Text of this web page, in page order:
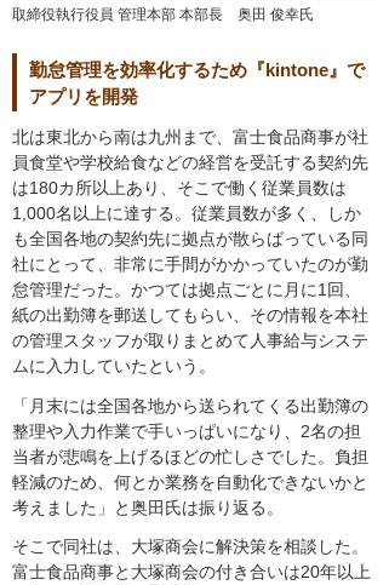
取締役執行役員 管理本部 本部長 奥田 俊幸氏
勤怠管理を効率化するため『kintone』で
アプリを開発
北は東北から南は九州まで、富士食品商事が社
員食堂や学校給食などの経営を受託する契約先
は180カ所以上あり、そこで働く従業員数は
1,000名以上に達する。従業員数が多く、しか
も全国各地の契約先に拠点が散らばっている同
社にとって、非常に手間がかかっていたのが勤
怠管理だった。かつては拠点ごとに月に1回、
紙の出勤簿を郵送してもらい、その情報を本社
の管理スタッフが取りまとめて人事給与システ
ムに入力していたという。
「月末には全国各地から送られてくる出勤簿の
整理や入力作業で手いっぱいになり、2名の担
当者が悲鳴を上げるほどの忙しさでした。負担
軽減のため、何とか業務を自動化できないかと
考えました」と奥田氏は振り返る。
そこで同社は、大塚商会に解決策を相談した。
富士食品商事と大塚商会の付き合いは20年以上